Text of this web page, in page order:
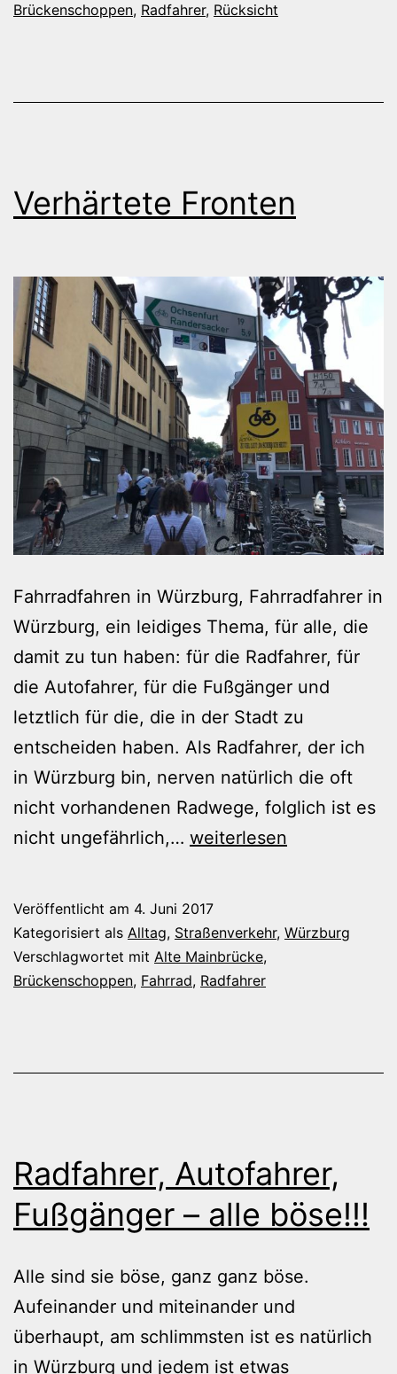
ignorant
Brückenschoppen, Radfahrer, Rücksicht
Verhärtete Fronten
Fahrradfahren in Würzburg, Fahrradfahrer in
Würzburg, ein leidiges Thema, für alle, die
damit zu tun haben: für die Radfahrer, für
die Autofahrer, für die Fußgänger und
letztlich für die, die in der Stadt zu
entscheiden haben. Als Radfahrer, der ich
in Würzburg bin, nerven natürlich die oft
nicht vorhandenen Radwege, folglich ist es
nicht ungefährlich,… Verhärtete
weiterlesen
Veröffentlicht am 4. Juni 2017
Kategorisiert als Alltag, Straßenverkehr, Würzburg
Verschlagwortet mit Alte Mainbrücke,
Brückenschoppen, Fahrrad, Radfahrer
Radfahrer, Autofahrer,
Fußgänger – alle böse!!!
Alle sind sie böse, ganz ganz böse.
Aufeinander und miteinander und
überhaupt, am schlimmsten ist es natürlich
in Würzburg und jedem ist etwas